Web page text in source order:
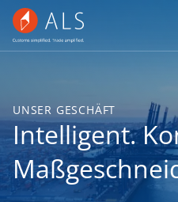
Intelligent.
UNSER GESCHÄFT